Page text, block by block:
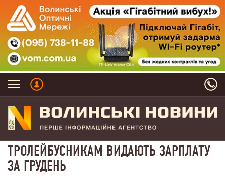
ТРОЛЕЙБУСНИКАМ ВИДАЮТЬ ЗАРПЛАТУ
ЗА ГРУДЕНЬ